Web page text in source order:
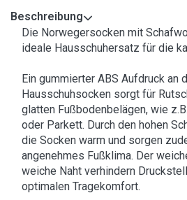
Beschreibung
Die Norwegersocken mit
ideale Hausschuhersatz für die
Ein gummierter ABS Aufdruck an
Hausschuhsocken sorgt für
glatten Fußbodenbelägen, wie
oder Parkett. Durch den hohen
die Socken warm und sorgen
angenehmes Fußklima. Der
weiche Naht verhindern
optimalen Tragekomfort.